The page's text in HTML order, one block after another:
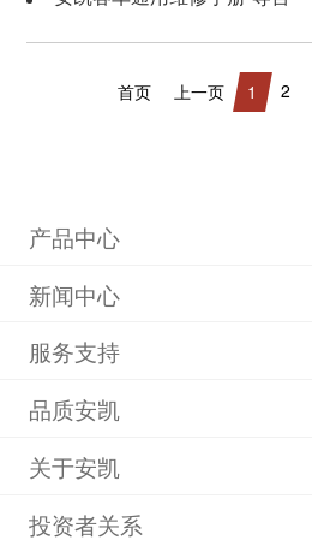
首页 上一页 1 2
产品中心
新闻中心
服务支持
品质安凯
关于安凯
投资者关系